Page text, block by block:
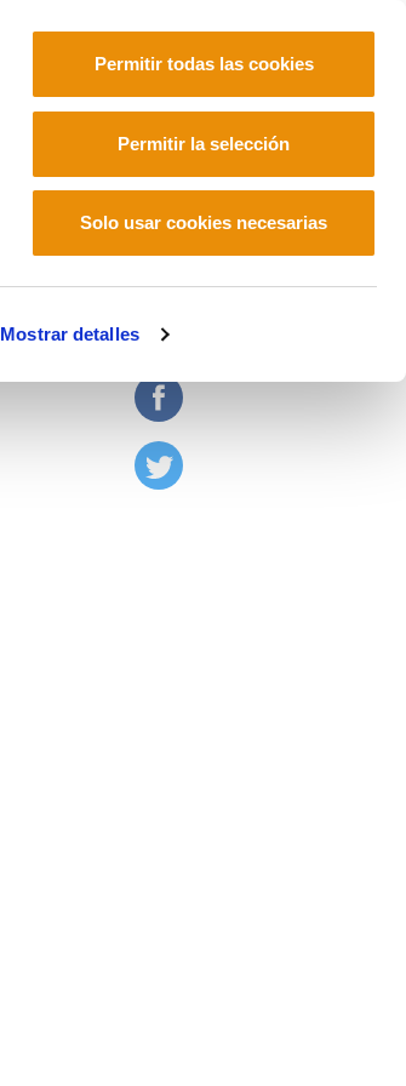
Mostrar detalles
Permitir todas las cookies
Permitir la selección
Solo usar cookies necesarias